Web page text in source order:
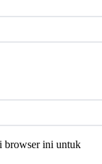
browser ini untuk